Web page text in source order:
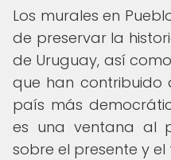
Los murales en
de preservar la
de Uruguay, así
que han contribuido
país más
es una ventana al
sobre el presente y